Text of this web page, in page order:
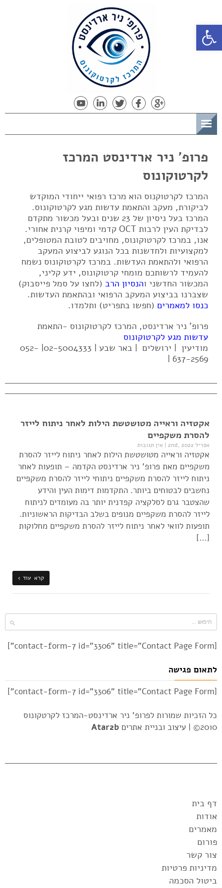
פתח סרגל נגישות
פרופ' ניר ארדינסט המרכז
לקרטוקונוס
המרכז לקרטוקנוס הוא מרכז רפואי ייחודי המוקדש
לביקורת, מעקב והתאמת עדשות מגע לקרטוקונוס.
המרכז בעל ניסיון של 23 שנים ובעל מכשור מתקדם
לבדיקת העין לרבות OCT קדמי ומיפוי קרנית אחורי.
אנו, במרכז לקרטוקונוס, מחויבים לטובת המטופלים,
למקצועיות ולחדשנות בכל הנוגע לביצוע המעקב
הרפואי ולהתאמת העדשות. במרכז לקרטוקונוס נשמח
להעמיד לרשותכם מומחי קרטוקונוס, ידע קליני,
המכשור החדשני והנסיון הרב (לחצו על סמל פייסבוק)
שצברנו בביצוע המעקב הרפואי ובהתאמת העדשות.
כנסו למאמרים (חפשו בתפריט) ותלמדו.
פרופ' ניר ארדינסט, המרכז לקרטוקונוס -התאמת
עדשות מגע לקרטוקונוס
מודיעין | ירושלים | באר שבע | 02-5004333| 052-
637-2569 |
אקטזיה וראייה מטושטשת הילות לאחר ניתוח לייזר
להסרת משקפיים
אפריל 2nd, 2022 | אין תגובות
אקטזיה וראייה מטושטשת הילות לאחר ניתוח לייזר להסרת
משקפיים מאת פרופ' ניר ארדינסט הקדמה – תופעות לאחר
ניתוח לייזר להסרת משקפיים ניתוחי לייזר להסרת משקפיים
נחשבים לבטוחים ביותר. התקדמות דימות העין והידע
שהצטבר גרם לסלקציה קפדנית יותר בה מעומדים לניתוח
לייזר להסרת משקפיים מנופים בשלב הבדיקות הראשוניות.
תופעות לוואי לאחר ניתוח לייזר להסרת משקפיים מחלוקות
[…]
קרא עוד ›
[contact-form-7 id="3306" title="Contact Page Form"]
לתאום פגישה
[contact-form-7 id="3306" title="Contact Page Form"]
כל הזכיות שמורות לפרופ' ניר ארדינסט-המרכז לקרטקונוס
2010© |
עיצוב ובניית אתרים Atar2b
דף בית
אודות
מאמרים
פורום
צור קשר
מדיניות פרטיות
ביטול הסכמה